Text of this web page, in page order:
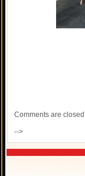
Comments are
-->